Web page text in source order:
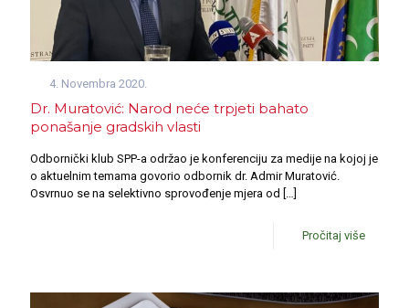
4. Novembra 2020.
Dr. Muratović: Narod neće trpjeti bahato
ponašanje gradskih vlasti
Odbornički klub SPP-a održao je konferenciju za medije na kojoj je
o aktuelnim temama govorio odbornik dr. Admir Muratović.
Osvrnuo se na selektivno sprovođenje mjera od […]
Pročitaj više